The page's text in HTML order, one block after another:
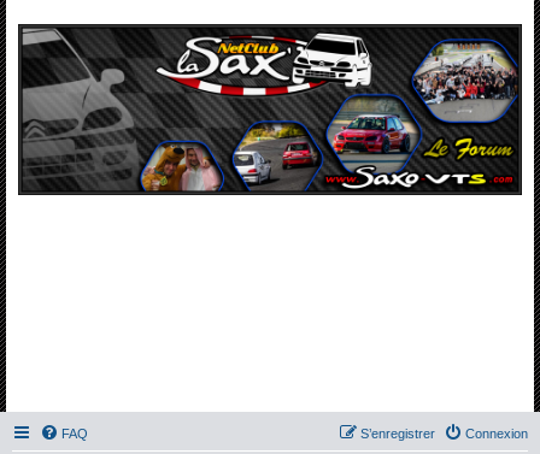
FAQ Connexion
S’enregistrer